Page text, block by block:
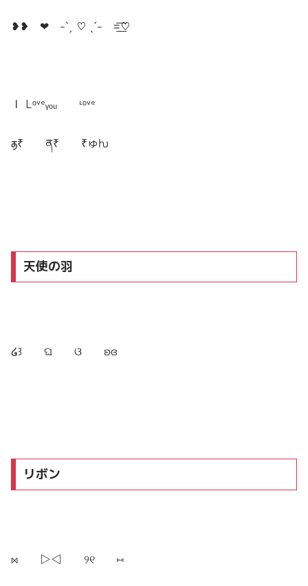
❥❥ ❤︎ ˗ˋˏ ♡ ˎˊ˗ =͟͟͞͞♡
Ｉ Lᵒᵛᵉᵧₒᵤ ᶫᵒᵛᵉ
ⳣ₹ ན₹ ₹ゅƕ
天使の羽
໒꒱ ଘ ଓ ʚɞ
リボン
⋈ ▷◁ ୨୧ ⑅